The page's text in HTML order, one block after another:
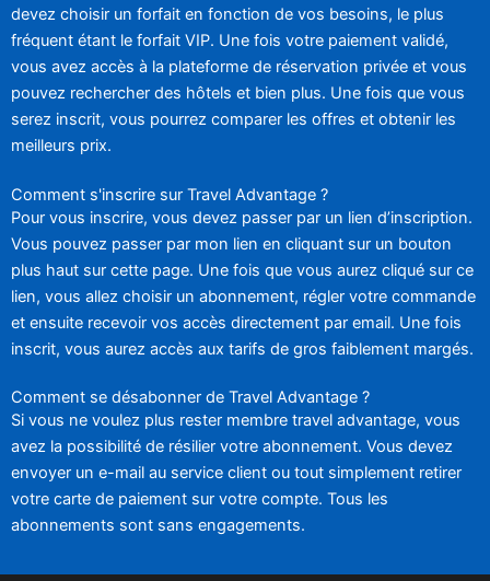
devez choisir un forfait en fonction de vos besoins, le plus
fréquent étant le forfait VIP. Une fois votre paiement validé,
vous avez accès à la plateforme de réservation privée et vous
pouvez rechercher des hôtels et bien plus. Une fois que vous
serez inscrit, vous pourrez comparer les offres et obtenir les
meilleurs prix.
Comment s'inscrire sur Travel Advantage ?
Pour vous inscrire, vous devez passer par un lien d’inscription.
Vous pouvez passer par mon lien en cliquant sur un bouton
plus haut sur cette page. Une fois que vous aurez cliqué sur ce
lien, vous allez choisir un abonnement, régler votre commande
et ensuite recevoir vos accès directement par email. Une fois
inscrit, vous aurez accès aux tarifs de gros faiblement margés.
Comment se désabonner de Travel Advantage ?
Si vous ne voulez plus rester membre travel advantage, vous
avez la possibilité de résilier votre abonnement. Vous devez
envoyer un e-mail au service client ou tout simplement retirer
votre carte de paiement sur votre compte. Tous les
abonnements sont sans engagements.